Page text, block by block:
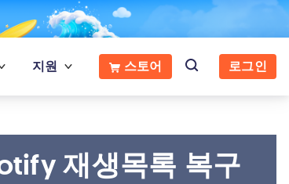
지원 스토어 로그인
재생목록 복구